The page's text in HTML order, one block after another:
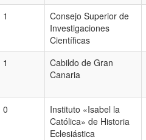
1
Consejo Superior de
Investigaciones
Científicas
1
Cabildo de Gran
Canaria
0
Instituto «Isabel la
Católica» de Historia
Eclesiástica